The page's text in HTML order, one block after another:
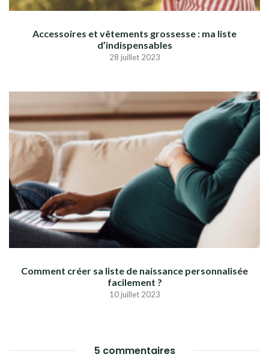
Accessoires et vêtements grossesse : ma liste
d’indispensables
28 juillet 2023
Comment créer sa liste de naissance personnalisée
facilement ?
10 juillet 2023
5 commentaires